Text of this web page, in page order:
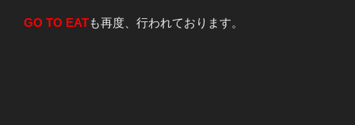
GO TO EATも再度、行われております。